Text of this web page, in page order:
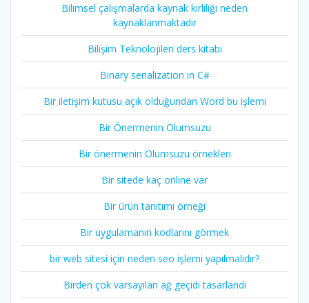
Bilimsel çalışmalarda kaynak kirliliği neden
kaynaklanmaktadır
Bilişim Teknolojileri ders kitabı
Binary serialization in C#
Bir iletişim kutusu açık olduğundan Word bu işlemi
Bir Önermenin Olumsuzu
Bir önermenin Olumsuzu örnekleri
Bir sitede kaç online var
Bir ürün tanıtımı örneği
Bir uygulamanın kodlarını görmek
bir web sitesi için neden seo işlemi yapılmalıdır?
Birden çok varsayılan ağ geçidi tasarlandı